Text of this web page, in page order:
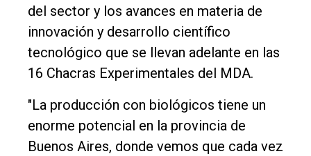
Inicio
Tendencia
Int.
Política
Cultura
del sector y los avances en materia de
innovación y desarrollo científico
tecnológico que se llevan adelante en las
16 Chacras Experimentales del MDA.
"La producción con biológicos tiene un
enorme potencial en la provincia de
Buenos Aires, donde vemos que cada vez